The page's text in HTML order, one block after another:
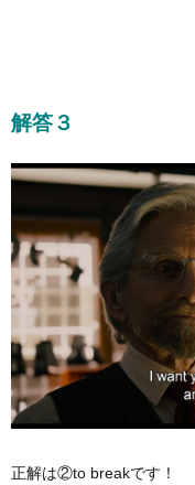
解答３
正解は②to breakです！